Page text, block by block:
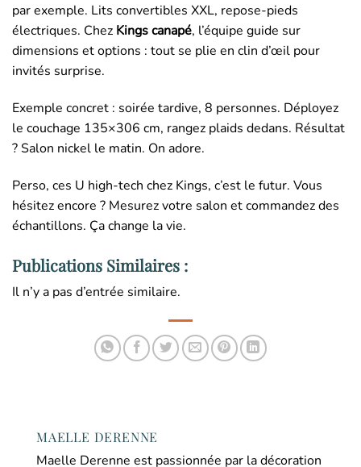
par exemple. Lits convertibles XXL, repose-pieds
électriques. Chez Kings canapé, l’équipe guide sur
dimensions et options : tout se plie en clin d’œil pour
invités surprise.
Exemple concret : soirée tardive, 8 personnes. Déployez
le couchage 135×306 cm, rangez plaids dedans. Résultat
? Salon nickel le matin. On adore.
Perso, ces U high-tech chez Kings, c’est le futur. Vous
hésitez encore ? Mesurez votre salon et commandez des
échantillons. Ça change la vie.
Publications Similaires :
Il n’y a pas d’entrée similaire.
MAELLE DERENNE
Maelle Derenne est passionnée par la décoration